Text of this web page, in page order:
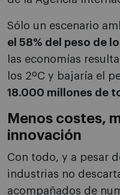
Sólo un escenario
el 58% del peso de
las economías
los 2ºC y bajaría el
18.000 millones de
Menos costes,
innovación
Con todo, y a pesar
industrias no
acompañados de